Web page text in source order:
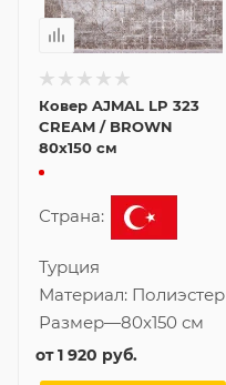
Ковер AJMAL LP 323
CREAM / BROWN
80x150 см
Страна:
Турция
Материал: Полиэстер
Размер—80x150 см
от1 920 руб.